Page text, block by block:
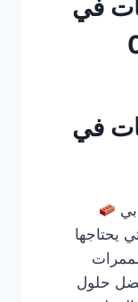
في
في
يحتاجها
حلول